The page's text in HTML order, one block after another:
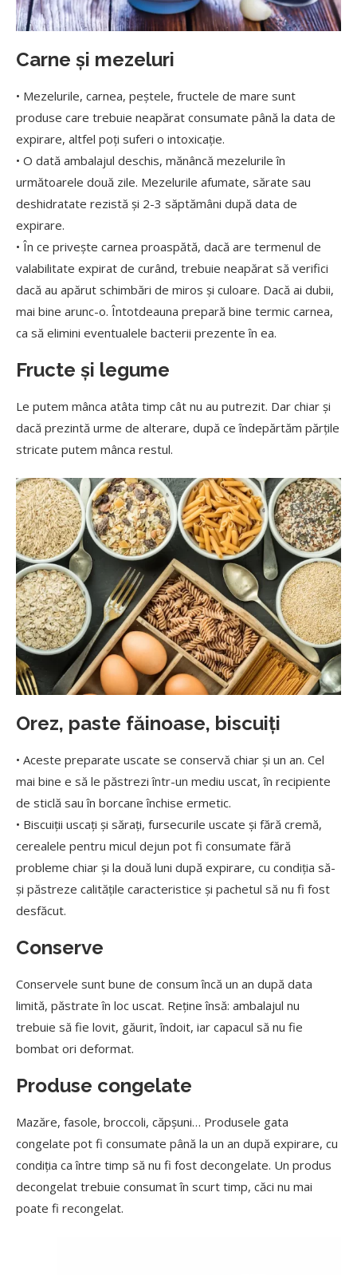
Carne și mezeluri
• Mezelurile, carnea, peștele, fructele de mare sunt
produse care trebuie neapărat consumate până la data de
expirare, altfel poți suferi o intoxicație.
• O dată ambalajul deschis, mănâncă mezelurile în
următoarele două zile. Mezelurile afumate, sărate sau
deshidratate rezistă și 2-3 săptămâni după data de
expirare.
• În ce privește carnea proaspătă, dacă are termenul de
valabilitate expirat de curând, trebuie neapărat să verifici
dacă au apărut schimbări de miros și culoare. Dacă ai dubii,
mai bine arunc-o. Întotdeauna prepară bine termic carnea,
ca să elimini eventualele bacterii prezente în ea.
Fructe și legume
Le putem mânca atâta timp cât nu au putrezit. Dar chiar și
dacă prezintă urme de alterare, după ce îndepărtăm părțile
stricate putem mânca restul.
Orez, paste făinoase, biscuiți
• Aceste preparate uscate se conservă chiar și un an. Cel
mai bine e să le păstrezi într-un mediu uscat, în recipiente
de sticlă sau în borcane închise ermetic.
• Biscuiții uscați și sărați, fursecurile uscate și fără cremă,
cerealele pentru micul dejun pot fi consumate fără
probleme chiar și la două luni după expirare, cu condiția să-
și păstreze calitățile caracteristice și pachetul să nu fi fost
desfăcut.
Conserve
Conservele sunt bune de consum încă un an după data
limită, păstrate în loc uscat. Reține însă: ambalajul nu
trebuie să fie lovit, găurit, îndoit, iar capacul să nu fie
bombat ori deformat.
Produse congelate
Mazăre, fasole, broccoli, căpșuni… Produsele gata
congelate pot fi consumate până la un an după expirare, cu
condiția ca între timp să nu fi fost decongelate. Un produs
decongelat trebuie consumat în scurt timp, căci nu mai
poate fi recongelat.